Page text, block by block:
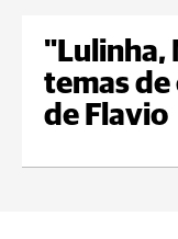
"Lulinha,
temas de
de Flavio